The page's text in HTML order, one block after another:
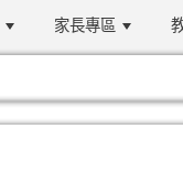
家長專區